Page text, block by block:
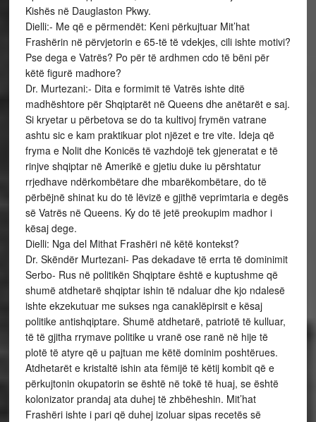
Kishës në Dauglaston Pkwy.
Dielli:- Me që e përmendët: Keni përkujtuar Mit’hat
Frashërin në përvjetorin e 65-të të vdekjes, cili ishte motivi?
Pse dega e Vatrës? Po për të ardhmen cdo të bëni për
këtë figurë madhore?
Dr. Murtezani:- Dita e formimit të Vatrës ishte ditë
madhështore për Shqiptarët në Queens dhe anëtarët e saj.
Si kryetar u përbetova se do ta kultivoj frymën vatrane
ashtu sic e kam praktikuar plot njëzet e tre vite. Ideja që
fryma e Nolit dhe Konicës të vazhdojë tek gjeneratat e të
rinjve shqiptar në Amerikë e gjetiu duke iu përshtatur
rrjedhave ndërkombëtare dhe mbarëkombëtare, do të
përbëjnë shinat ku do të lëvizë e gjithë veprimtaria e degës
së Vatrës në Queens. Ky do të jetë preokupim madhor i
kësaj dege.
Dielli: Nga del Mithat Frashëri në këtë kontekst?
Dr. Skëndër Murtezani- Pas dekadave të errta të dominimit
Serbo- Rus në politikën Shqiptare është e kuptushme që
shumë atdhetarë shqiptar ishin të ndaluar dhe kjo ndalesë
ishte ekzekutuar me sukses nga canaklëpirsit e kësaj
politike antishqiptare. Shumë atdhetarë, patriotë të kulluar,
të të gjitha rrymave politike u vranë ose ranë në hije të
plotë të atyre që u pajtuan me këtë dominim poshtërues.
Atdhetarët e kristaltë ishin ata fëmijë të këtij kombit që e
përkujtonin okupatorin se është në tokë të huaj, se është
kolonizator prandaj ata duhej të zhbëheshin. Mit’hat
Frashëri ishte i pari që duhej izoluar sipas recetës së